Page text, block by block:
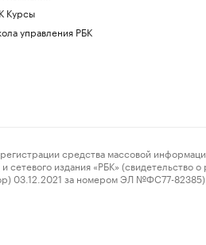
Курсы
управления РБК
средства массовой
издания «РБК» (свидетельство о
03.12.2021 за номером ЭЛ №ФС77-